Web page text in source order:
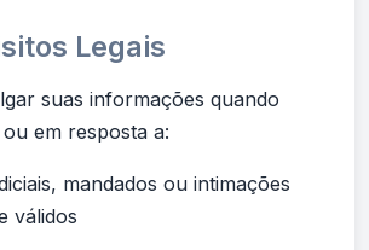
Legais
suas informações quando
em resposta a:
mandados ou intimações
válidos